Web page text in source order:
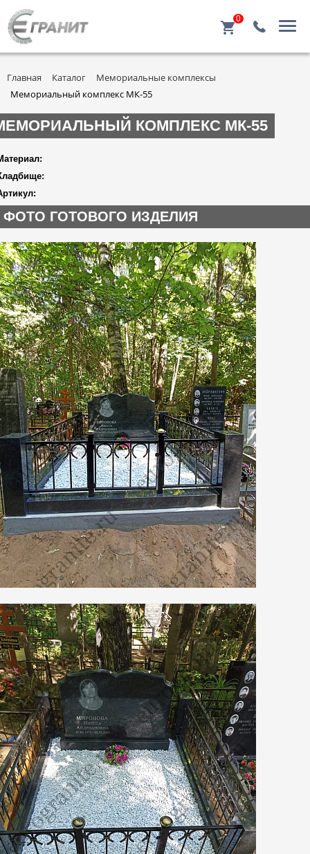
0
Главная Каталог
Мемориальные комплексы
Мемориальный комплекс МК-55
КОМПЛЕКС МК-55
ФОТО ГОТОВОГО ИЗДЕЛИЯ